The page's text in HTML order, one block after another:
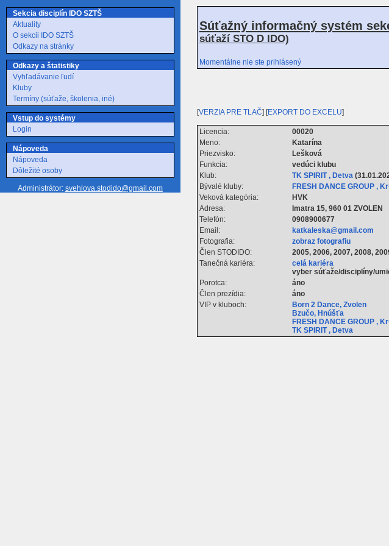
Sekcia disciplín IDO SZTŠ
Aktuality
O sekcii IDO SZTŠ
Odkazy na stránky
Odkazy a štatistiky
Vyhľadávanie ľudí
Kluby
Termíny (súťaže, školenia, iné)
Vstup do systémy
Login
Nápoveda
Nápoveda
Dôležité osoby
Administrátor: svehlova.stodido@gmail.com
Súťažný informačný systém
súťaží STO D IDO)
Momentálne nie ste prihlásený
[VERZIA PRE TLAČ] [EXPORT DO EXCELU]
Licencia:
00020
Meno:
Katarína
Priezvisko:
Lešková
Funkcia:
vedúci klubu
Klub:
TK SPIRIT , Detva
Bývalé kluby:
FRESH DANCE GROUP ,
Veková kategória:
HVK
Adresa:
Imatra 15, 960 01 ZVOLEN
Telefón:
0908900677
Email:
katkaleska@gmail.com
Fotografia:
zobraz fotografiu
Člen STODIDO:
2005, 2006, 2007, 2008,
Tanečná kariéra:
celá kariéra
vyber súťaže/disciplíny/
Porotca:
áno
Člen prezídia:
áno
VIP v kluboch:
Born 2 Dance, Zvolen
Bzučo, Hnúšťa
FRESH DANCE GROUP ,
TK SPIRIT , Detva